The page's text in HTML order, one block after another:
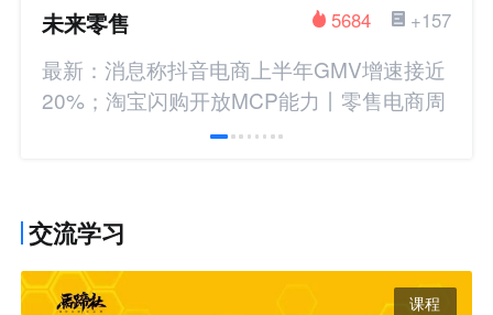
未来零售 +157
5684
最新：消息称抖音电商上半年GMV增速接近
20%；淘宝闪购开放MCP能力丨零售电商周
交流学习
课程